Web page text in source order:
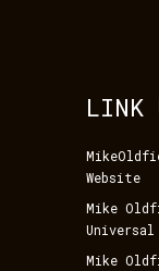
LINK
Website
Mike
Universal
Mike